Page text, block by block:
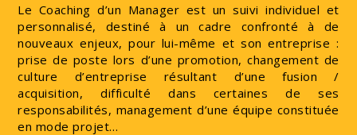
Le Coaching d’un Manager est un suivi individuel et
personnalisé, destiné à un cadre confronté à de
nouveaux enjeux, pour lui-même et son entreprise :
prise de poste lors d’une promotion, changement de
culture d’entreprise résultant d’une fusion /
acquisition, difficulté dans certaines de ses
responsabilités, management d’une équipe constituée
en mode projet…